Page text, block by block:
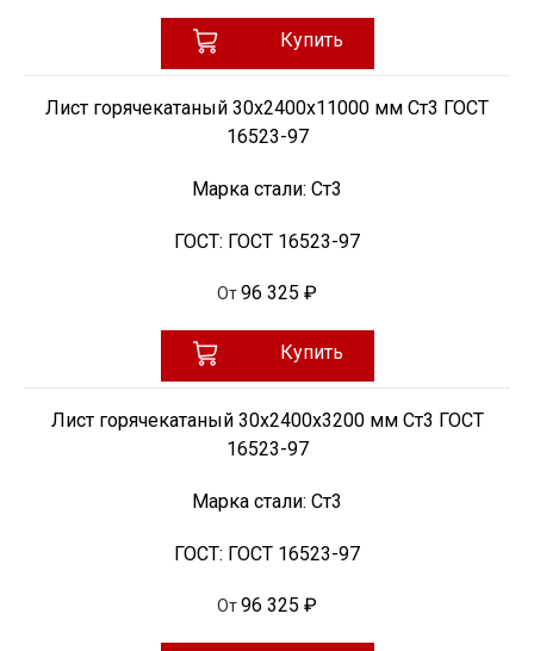
Купить
Лист горячекатаный 30х2400х11000 мм Ст3 ГОСТ
16523-97
Марка стали: Ст3
ГОСТ: ГОСТ 16523-97
От96 325 ₽
Купить
Лист горячекатаный 30х2400х3200 мм Ст3 ГОСТ
16523-97
Марка стали: Ст3
ГОСТ: ГОСТ 16523-97
От96 325 ₽